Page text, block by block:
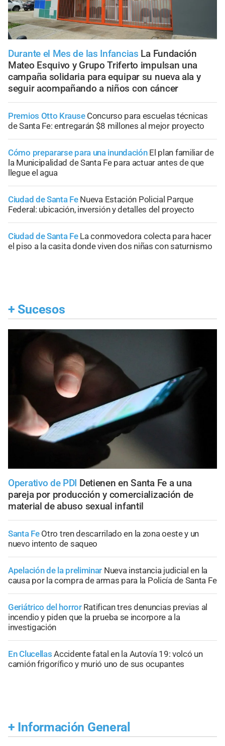
Durante el Mes de las Infancias La Fundación
Mateo Esquivo y Grupo Triferto impulsan una
campaña solidaria para equipar su nueva ala y
seguir acompañando a niños con cáncer
Premios Otto Krause Concurso para escuelas técnicas
de Santa Fe: entregarán $8 millones al mejor proyecto
Cómo prepararse para una inundación El plan familiar de
la Municipalidad de Santa Fe para actuar antes de que
llegue el agua
Ciudad de Santa Fe Nueva Estación Policial Parque
Federal: ubicación, inversión y detalles del proyecto
Ciudad de Santa Fe La conmovedora colecta para hacer
el piso a la casita donde viven dos niñas con saturnismo
+ Sucesos
Operativo de PDI Detienen en Santa Fe a una
pareja por producción y comercialización de
material de abuso sexual infantil
Santa Fe Otro tren descarrilado en la zona oeste y un
nuevo intento de saqueo
Apelación de la preliminar Nueva instancia judicial en la
causa por la compra de armas para la Policía de Santa Fe
Geriátrico del horror Ratifican tres denuncias previas al
incendio y piden que la prueba se incorpore a la
investigación
En Clucellas Accidente fatal en la Autovía 19: volcó un
camión frigorífico y murió uno de sus ocupantes
+ Información General